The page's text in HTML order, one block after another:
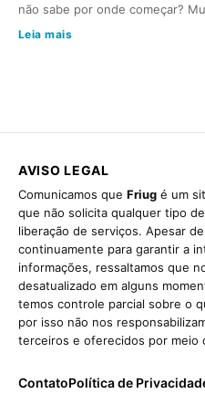
não sabe por onde começar?
Leia mais
AVISO LEGAL
Comunicamos que Friug é um
que não solicita qualquer tipo
liberação de serviços. Apesar
continuamente para garantir a
informações, ressaltamos que
desatualizado em alguns
temos controle parcial sobre o
por isso não nos
terceiros e oferecidos por meio
ContatoPolítica de